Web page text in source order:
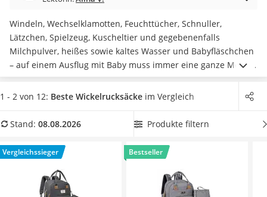
Kinderuhr
Babyphone
Treppenschutzgitter
Kindersitz ab 4 Jahren
Kinderroller 3 Räder
Ferngesteuertes Auto
Barfußschuhe Kinder
Kinder-Mikroskop
Ferngesteuerter Hubschrauber
Windeln, Wechselklamotten, Feuchttücher, Schnuller,
Lätzchen, Spielzeug, Kuscheltier und gegebenenfalls
Milchpulver, heißes sowie kaltes Wasser und Babyfläschchen
– auf einem Ausflug mit Baby muss immer eine ganze Menge
mitgeschleppt werden.In einem Wickelrucksack haben Sie
unterwegs alles dabei. Tests im Internet zeigen, dass
sind. Haben Sie noch keine Wickelunterlage für unterwegs?
Wickelrucksack mit Wickelunterlageaus. Überzeugt hat uns
hier im August 2026 besonders das Modell
Wickelrucksack
mit seinen Eigenschaften.
1 - 2 von 12: Beste Wickelrucksäcke im Vergleich
Stand: 08.08.2026 Produkte filtern
Vergleichssieger Bestseller